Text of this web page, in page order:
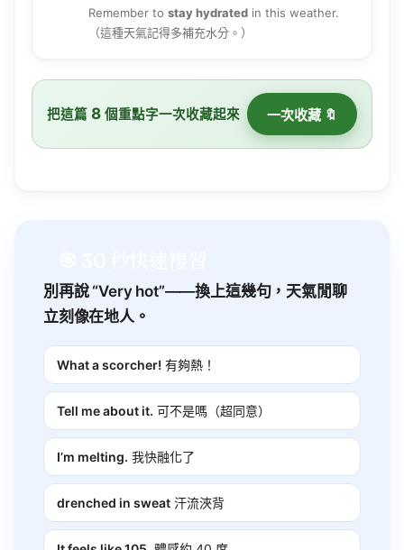
Remember to stay hydrated in this weather.
（這種天氣記得多補充水分。）
把這篇 8 個重點字一次收藏起來 一次收藏 🔖
別再說 “Very hot”——換上這幾句，天氣閒聊
立刻像在地人。
What a scorcher! 有夠熱！
Tell me about it. 可不是嗎（超同意）
I’m melting. 我快融化了
drenched in sweat 汗流浹背